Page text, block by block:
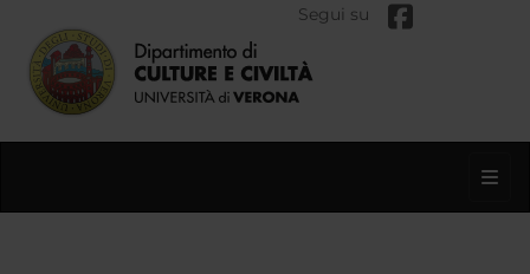
Segui su